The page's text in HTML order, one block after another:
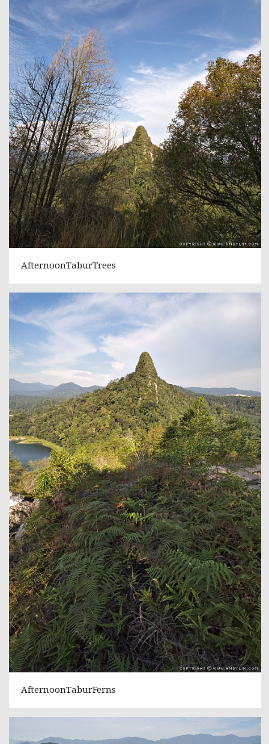
AfternoonTaburTrees
AfternoonTaburFerns